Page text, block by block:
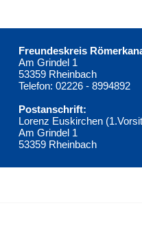
Freundeskreis
Am Grindel 1
53359 Rheinbach
Telefon: 02226 - 8994892
Postanschrift:
Lorenz Euskirchen
Am Grindel 1
53359 Rheinbach